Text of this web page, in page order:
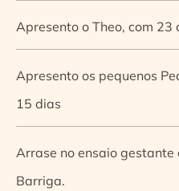
Apresento o Theo, com 23
Apresento os pequenos
15 dias
Arrase no ensaio gestante
Barriga.